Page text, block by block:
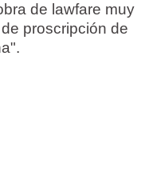
de lawfare muy
proscripción de